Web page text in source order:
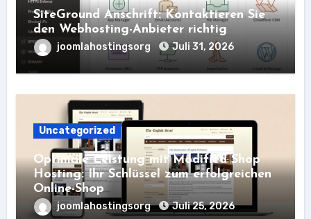
SiteGround Anschrift: Kontaktieren Sie
den Webhosting-Anbieter richtig
joomlahostingsorg Juli 31, 2026
Uncategorized
Optimale Leistung mit Modified Shop
Hosting: Ihr Schlüssel zum erfolgreichen
Online-Shop
joomlahostingsorg Juli 25, 2026